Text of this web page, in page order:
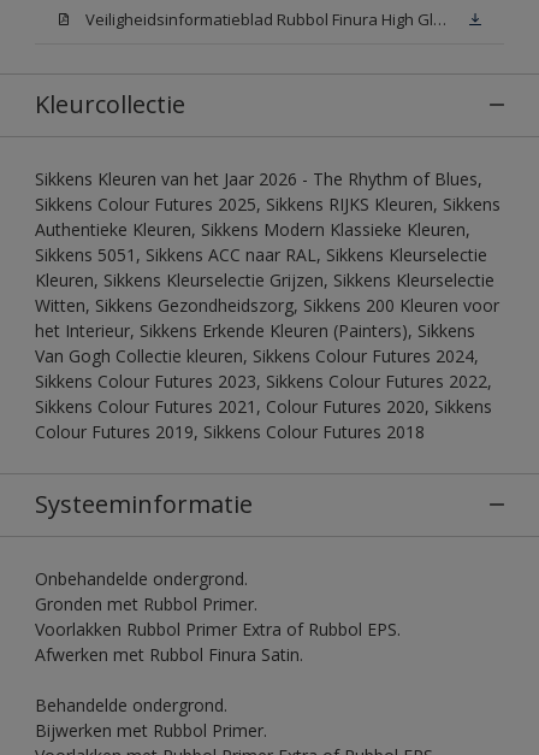
Veiligheidsinformatieblad Rubbol Finura High Gloss N00 (MSDS)
Kleurcollectie
Sikkens Kleuren van het Jaar 2026 - The Rhythm of Blues,
Sikkens Colour Futures 2025, Sikkens RIJKS Kleuren, Sikkens
Authentieke Kleuren, Sikkens Modern Klassieke Kleuren,
Sikkens 5051, Sikkens ACC naar RAL, Sikkens Kleurselectie
Kleuren, Sikkens Kleurselectie Grijzen, Sikkens Kleurselectie
Witten, Sikkens Gezondheidszorg, Sikkens 200 Kleuren voor
het Interieur, Sikkens Erkende Kleuren (Painters), Sikkens
Van Gogh Collectie kleuren, Sikkens Colour Futures 2024,
Sikkens Colour Futures 2023, Sikkens Colour Futures 2022,
Sikkens Colour Futures 2021, Colour Futures 2020, Sikkens
Colour Futures 2019, Sikkens Colour Futures 2018
Systeeminformatie
Onbehandelde ondergrond.
Gronden met Rubbol Primer.
Voorlakken Rubbol Primer Extra of Rubbol EPS.
Afwerken met Rubbol Finura Satin.
Behandelde ondergrond.
Bijwerken met Rubbol Primer.